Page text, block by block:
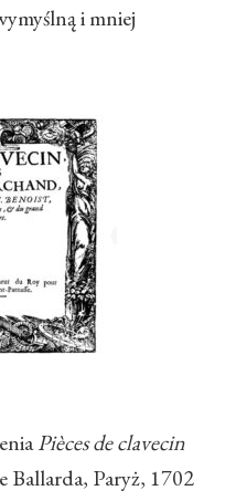
i mniej
Pièces de clavecin
Ballarda, Paryż, 1702